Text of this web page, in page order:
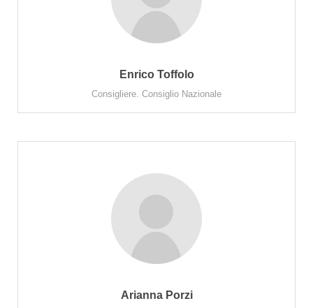
Enrico Toffolo
Consigliere. Consiglio Nazionale
Arianna Porzi